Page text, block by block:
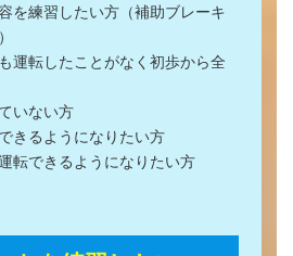
を練習したい方（補助ブレーキ
運転したことがなく初歩から全
いない方
きるようになりたい方
転できるようになりたい方